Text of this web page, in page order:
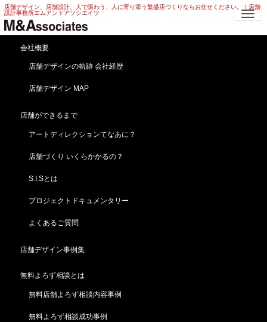
店舗デザイン、店舗設計、人で賑わう、人に寄り添う繁盛店づくりならお任せください。｜店舗
設計事務所エムアンドアソシエイツ
会社概要
店舗デザインの軌跡 会社経歴
店舗デザイン MAP
店舗ができるまで
アートディレクションてなあに？
店舗づくり いくらかかるの？
S.I.Sとは
プロジェクトドキュメンタリー
よくあるご質問
店舗デザイン事例集
無料よろず相談とは
無料店舗よろず相談内容事例
無料よろず相談成功事例
宝石店の店舗相談の実例
HOME 無料よろず相談とは
無料よろず相談成功事例